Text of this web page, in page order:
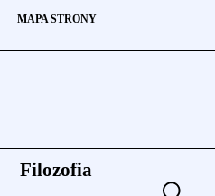
MAPA STRONY
Filozofia